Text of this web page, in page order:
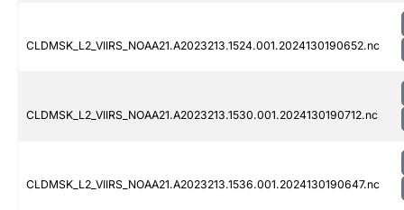
CLDMSK_L2_VIIRS_NOAA21.A2023213.1524.001.2024130190652.nc
CLDMSK_L2_VIIRS_NOAA21.A2023213.1530.001.2024130190712.nc
CLDMSK_L2_VIIRS_NOAA21.A2023213.1536.001.2024130190647.nc